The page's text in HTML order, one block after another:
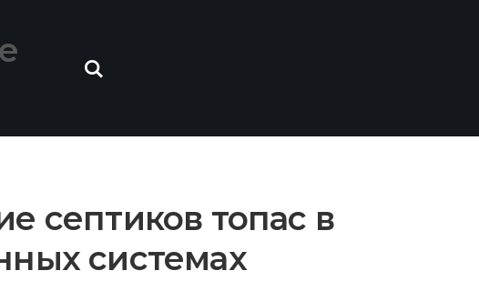
септиков топас в
системах